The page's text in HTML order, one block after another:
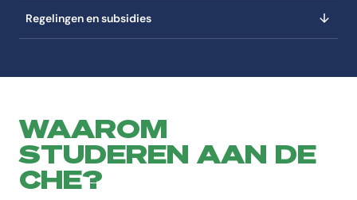
Regelingen en subsidies
WAAROM
STUDEREN AAN DE
CHE?